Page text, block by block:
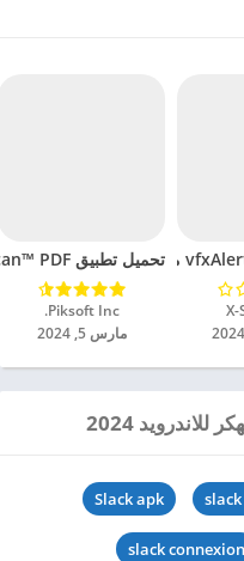
X-
تحميل تطبيق TurboScan™ PDF مهكر للاندرويد 2024
Piksoft Inc.‏
مارس 5, 2024
Slack apk
slack connexion